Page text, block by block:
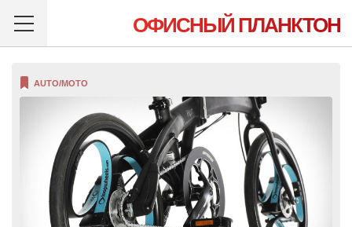
ОФИСНЫЙ ПЛАНКТОН
AUTO/MOTO